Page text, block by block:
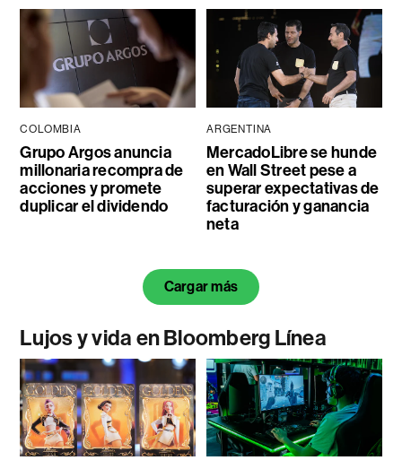
COLOMBIA
Grupo Argos anuncia
millonaria recompra de
acciones y promete
duplicar el dividendo
ARGENTINA
MercadoLibre se hunde
en Wall Street pese a
superar expectativas de
facturación y ganancia
neta
Cargar más
Lujos y vida en Bloomberg Línea